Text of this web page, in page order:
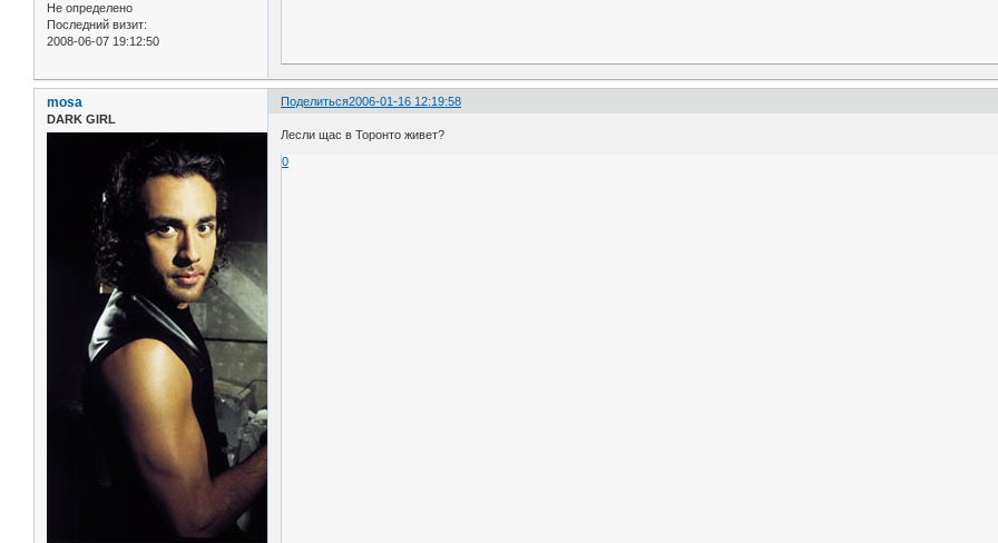
Не определено
Последний визит:
2008-06-07 19:12:50
Поделиться2006-01-16 12:19:58
mosa
DARK GIRL
Лесли щас в Торонто живет?
0